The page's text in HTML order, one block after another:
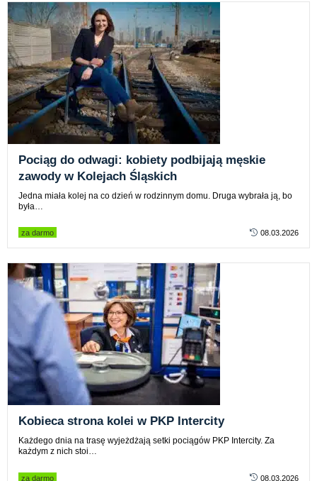
Pociąg do odwagi: kobiety podbijają męskie
zawody w Kolejach Śląskich
Jedna miała kolej na co dzień w rodzinnym domu. Druga wybrała ją, bo
była…
za darmo 08.03.2026
Kobieca strona kolei w PKP Intercity
Każdego dnia na trasę wyjeżdżają setki pociągów PKP Intercity. Za
każdym z nich stoi…
za darmo 08.03.2026